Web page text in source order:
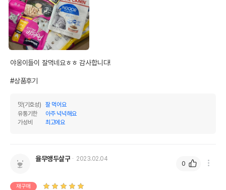
야옹이들이 잘먹네요ㅎㅎ 감사합니다!
#상품후기
맛(기호성)
잘 먹어요
유통기한
아주 넉넉해요
가성비
최고에요
율무앵두살구 2023.02.04
재구매
0